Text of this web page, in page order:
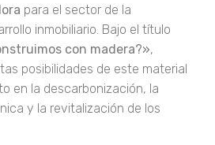
para el sector de la
inmobiliario. Bajo el título
con madera?»,
posibilidades de este material
en la descarbonización, la
y la revitalización de los